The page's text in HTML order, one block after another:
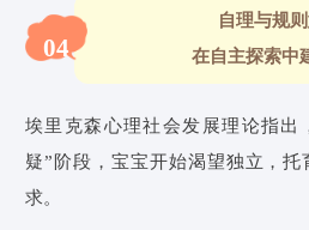
04
自理与规
在自主探索中
埃里克森心理社会发展理论指出
疑”阶段，宝宝开始渴望独立，托
求。